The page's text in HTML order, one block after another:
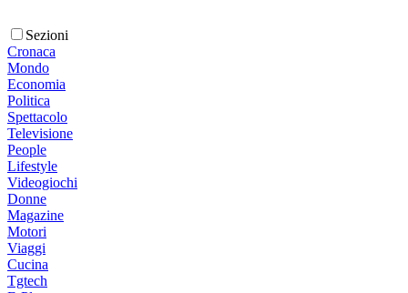
Sezioni
Cronaca
Mondo
Economia
Politica
Spettacolo
Televisione
People
Lifestyle
Videogiochi
Donne
Magazine
Motori
Viaggi
Cucina
Tgtech